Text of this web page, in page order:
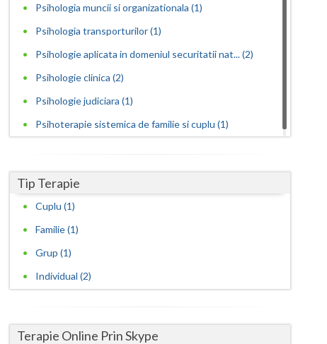
Neamt
Salaj
Satu-Mare
Vaslui
Psihologia muncii si organizationala (1)
Psihologia transporturilor (1)
Psihologie aplicata in domeniul securitatii nat... (2)
Psihologie clinica (2)
Psihologie judiciara (1)
Psihoterapie sistemica de familie si cuplu (1)
Tip Terapie
Cuplu (1)
Familie (1)
Grup (1)
Individual (2)
Terapie Online Prin Skype